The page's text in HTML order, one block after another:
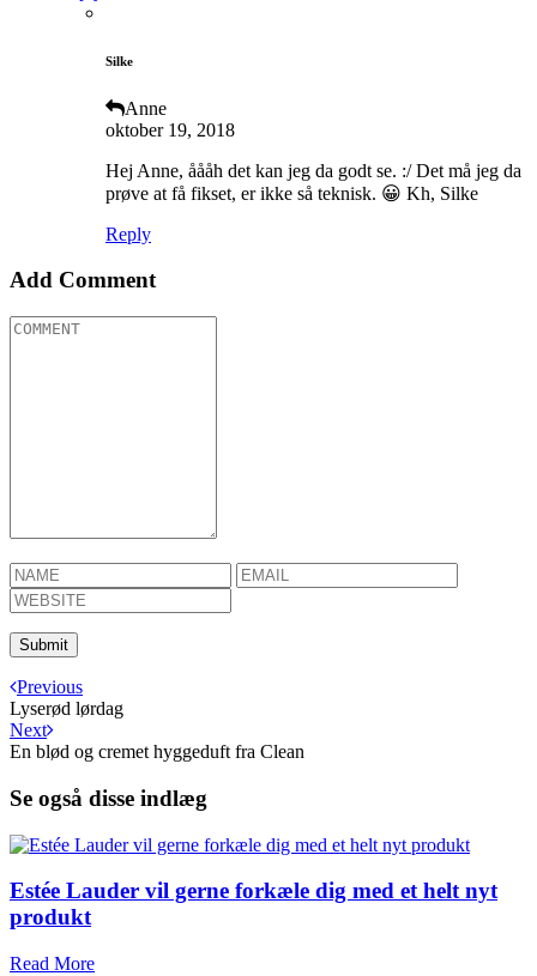
Silke
Anne
oktober 19, 2018
Hej Anne, åååh det kan jeg da godt se. :/ Det må jeg da
prøve at få fikset, er ikke så teknisk. 😀 Kh, Silke
Reply
Add Comment
Previous
Lyserød lørdag
Next
En blød og cremet hyggeduft fra Clean
Se også disse indlæg
Estée Lauder vil gerne forkæle dig med et helt nyt
produkt
Read More